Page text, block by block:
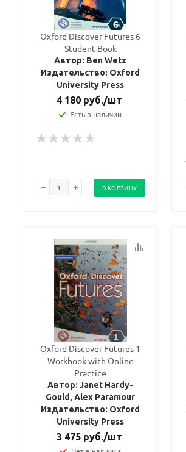
Oxford Discover Futures 6
Student Book
Автор: Ben Wetz
Издательство: Oxford
University Press
4 180руб./шт
Есть в наличии
В КОРЗИНУ
Oxford Discover Futures 1
Workbook with Online
Practice
Автор: Janet Hardy-
Gould, Alex Paramour
Издательство: Oxford
University Press
3 475руб./шт